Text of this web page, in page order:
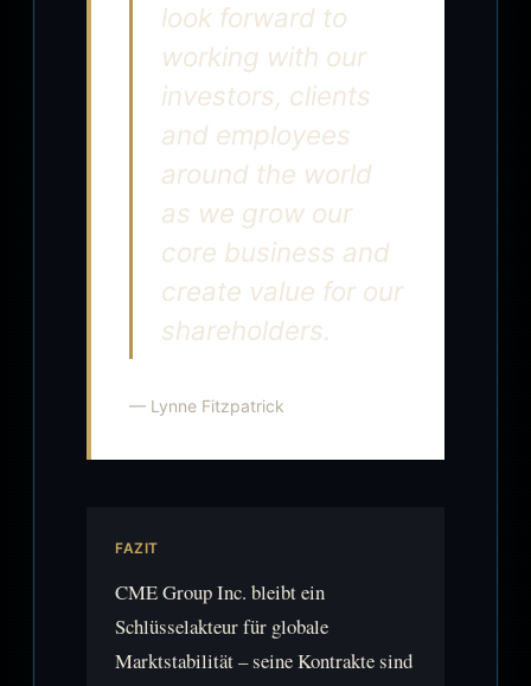
look forward to
working with our
investors, clients
and employees
around the world
as we grow our
core business and
create value for our
shareholders.
— Lynne Fitzpatrick
FAZIT
CME Group Inc. bleibt ein
Schlüsselakteur für globale
Marktstabilität – seine Kontrakte sind